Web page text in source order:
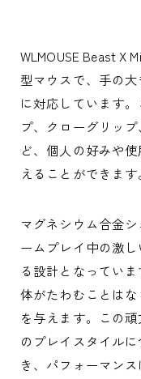
WLMOUSE Beast X
型マウスで、手の
に対応しています
プ、クローグリッ
ど、個人の好みや
えることができます
マグネシウム合金
ームプレイ中の激
る設計となってい
体がたわむことは
を与えます。この
のプレイスタイル
き、パフォーマンス